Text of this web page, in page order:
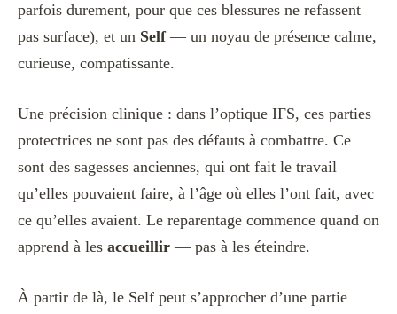
parfois durement, pour que ces blessures ne refassent
pas surface), et un Self— un noyau de présence calme,
curieuse, compatissante.
Une précision clinique : dans l’optique IFS, ces parties
protectrices ne sont pas des défauts à combattre. Ce
sont des sagesses anciennes, qui ont fait le travail
qu’elles pouvaient faire, à l’âge où elles l’ont fait, avec
ce qu’elles avaient. Le reparentage commence quand on
apprend à les accueillir — pas à les éteindre.
À partir de là, le Self peut s’approcher d’une partie